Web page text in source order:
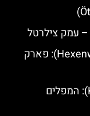
פארק המים המכושפים (Hexenwasser Söll): פארק
מפלי קרימל (Krimmler Wasserfälle): המפלים